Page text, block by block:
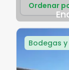
Ordenar
Bodegas